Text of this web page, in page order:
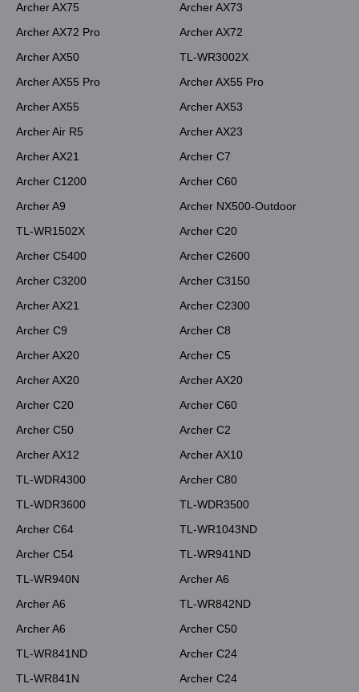
Archer AX75
Archer AX73
Archer AX72 Pro
Archer AX72
Archer AX50
TL-WR3002X
Archer AX55 Pro
Archer AX55 Pro
Archer AX55
Archer AX53
Archer Air R5
Archer AX23
Archer AX21
Archer C7
Archer C1200
Archer C60
Archer A9
Archer NX500-Outdoor
TL-WR1502X
Archer C20
Archer C5400
Archer C2600
Archer C3200
Archer C3150
Archer AX21
Archer C2300
Archer C9
Archer C8
Archer AX20
Archer C5
Archer AX20
Archer AX20
Archer C20
Archer C60
Archer C50
Archer C2
Archer AX12
Archer AX10
TL-WDR4300
Archer C80
TL-WDR3600
TL-WDR3500
Archer C64
TL-WR1043ND
Archer C54
TL-WR941ND
TL-WR940N
Archer A6
Archer A6
TL-WR842ND
Archer A6
Archer C50
TL-WR841ND
Archer C24
TL-WR841N
Archer C24